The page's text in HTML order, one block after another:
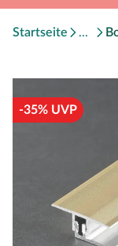
Startseite
-35% UVP